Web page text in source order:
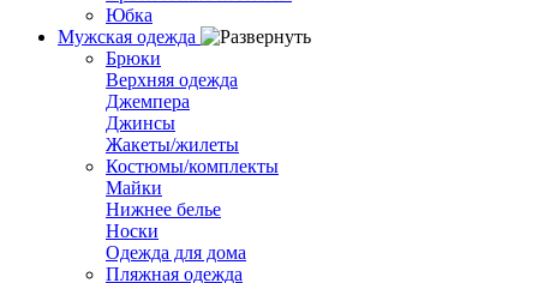
Юбка
Мужская одежда
Брюки
Верхняя одежда
Джемпера
Джинсы
Жакеты/жилеты
Костюмы/комплекты
Майки
Нижнее белье
Носки
Одежда для дома
Пляжная одежда